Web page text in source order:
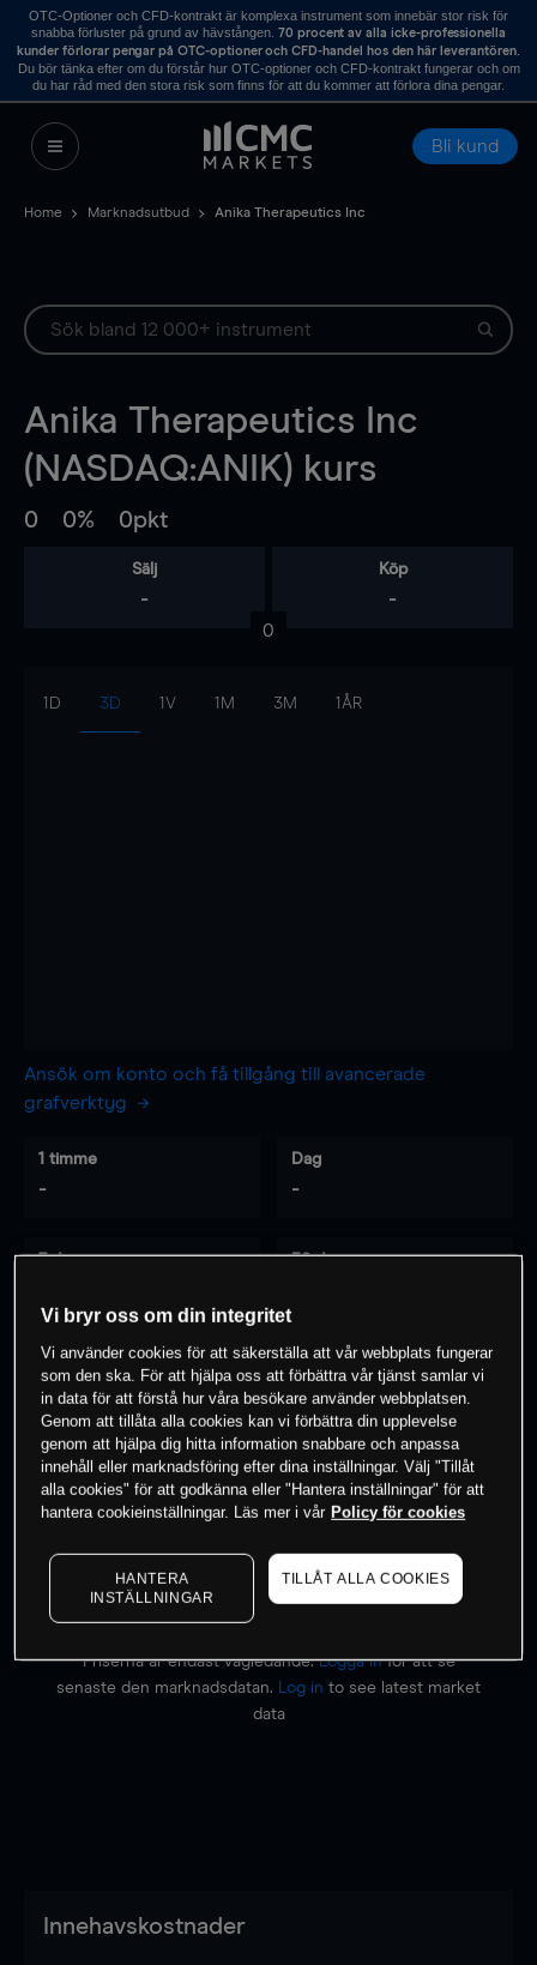
OTC-Optioner och CFD-kontrakt är komplexa instrument som innebär stor risk för
snabba förluster på grund av hävstången. 70 procent av alla icke-professionella
kunder förlorar pengar på OTC-optioner och CFD-handel hos den här leverantören.
Du bör tänka efter om du förstår hur OTC-optioner och CFD-kontrakt fungerar och om
du har råd med den stora risk som finns för att du kommer att förlora dina pengar.
Bli kund
Home Marknadsutbud Anika Therapeutics Inc
Anika Therapeutics Inc
(NASDAQ:ANIK) kurs
0 0% 0pkt
Sälj
-
Köp
-
0
1D 3D 1V 1M 3M 1ÅR
Ansök om konto och få tillgång till avancerade
grafverktyg
1 timme
-
Dag
-
7 dagar 30 dagar
0% av kunderna har en position i detta
instrument
Börja handla
Priserna är endast vägledande.Logga inför att se
senaste den marknadsdatan.
Log in to see latest market
data
Innehavskostnader
Vi bryr oss om din integritet
Vi använder cookies för att säkerställa att vår webbplats fungerar
som den ska. För att hjälpa oss att förbättra vår tjänst samlar vi
in data för att förstå hur våra besökare använder webbplatsen.
Genom att tillåta alla cookies kan vi förbättra din upplevelse
genom att hjälpa dig hitta information snabbare och anpassa
innehåll eller marknadsföring efter dina inställningar. Välj "Tillåt
alla cookies" för att godkänna eller "Hantera inställningar" för att
hantera cookieinställningar. Läs mer i vår Policy för cookies
HANTERA
INSTÄLLNINGAR
TILLÅT ALLA COOKIES